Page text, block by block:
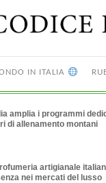
IN ITALIA
amplia i programmi
di allenamento montani
artigianale
nei mercati del lusso